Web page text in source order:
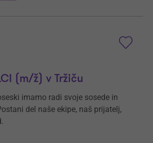
(m/ž) v Tržiču
imamo radi svoje sosede in
del naše ekipe, naš prijatelj,